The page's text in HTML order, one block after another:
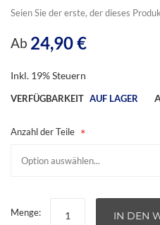
Seien Sie der erste, der dieses
Ab 24,90 €
Inkl. 19% Steuern
VERFÜGBARKEIT AUF LAGER
Anzahl der Teile
Menge: IN DEN